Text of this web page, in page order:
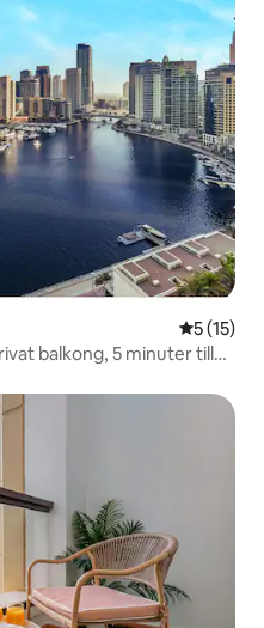
5 av 5 i
5 (15)
balkong, 5 minuter till